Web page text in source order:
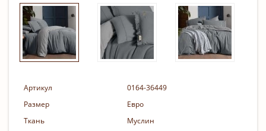
Артикул
0164-36449
Размер
Евро
Ткань
Муслин